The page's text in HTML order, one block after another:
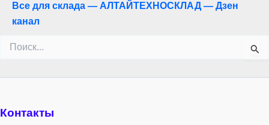
Все для склада — АЛТАЙТЕХНОСКЛАД — Дзен
канал
Контакты